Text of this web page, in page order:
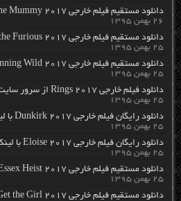
دانلود مستقیم فیلم خارجی The Mummy 2017 از سرور سایت
۲۶ بهمن ۱۳۹۵
دانلود مستقیم فیلم خارجی The Fate of the Furious 2017 از سرور سایت
۲۵ بهمن ۱۳۹۵
دانلود مستقیم فیلم خارجی Running Wild 2017 از سرور سایت
۲۵ بهمن ۱۳۹۵
دانلود فیلم خارجی Rings 2017 از سرور سایت
۲۵ بهمن ۱۳۹۵
دانلود رایگان فیلم خارجی Dunkirk 2017 با لینک مستقیم
۲۵ بهمن ۱۳۹۵
دانلود رایگان فیلم خارجی Eloise 2017 با لینک مستقیم
۲۵ بهمن ۱۳۹۵
دانلود مستقیم فیلم خارجی Essex Heist 2017 از سرور سایت
۲۵ بهمن ۱۳۹۵
دانلود مستقیم فیلم خارجی Get the Girl 2017 از سرور سایت